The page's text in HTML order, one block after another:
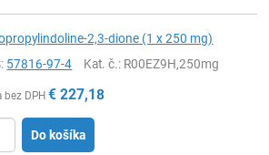
2,3-dione (1 x 250 mg)
57816-97-4 Kat. č.: R00EZ9H,250mg
bez DPH € 227,18
Do košíka